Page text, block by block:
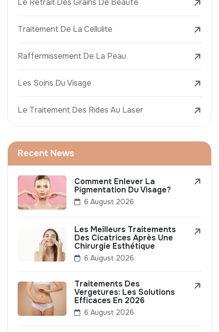
Le Retrait Des Grains De Beauté
Traitement De La Cellulite
Raffermissement De La Peau
Les Soins Du Visage
Le Traitement Des Rides Au Laser
Recent News
Comment Enlever La
Pigmentation Du Visage?
6 August 2026
Les Meilleurs Traitements
Des Cicatrices Après Une
Chirurgie Esthétique
6 August 2026
Traitements Des
Vergetures: Les Solutions
Efficaces En 2026
6 August 2026